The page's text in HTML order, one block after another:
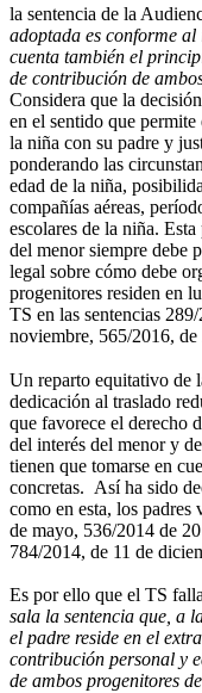
la sentencia de la
adoptada es conforme
cuenta también el
de contribución de
Considera que la
en el sentido que
la niña con su padre y
ponderando las
edad de la niña,
compañías aéreas,
escolares de la niña.
del menor siempre debe
legal sobre cómo debe
progenitores residen en
TS en las sentencias
noviembre, 565/2016, de
Un reparto equitativo de
dedicación al traslado
que favorece el derecho
del interés del menor y
tienen que tomarse en
concretas. Así ha sido
como en esta, los
de mayo, 536/2014 de
784/2014, de 11 de
Es por ello que el TS
sala la sentencia que, a
el padre reside en el
contribución personal y
de ambos progenitores